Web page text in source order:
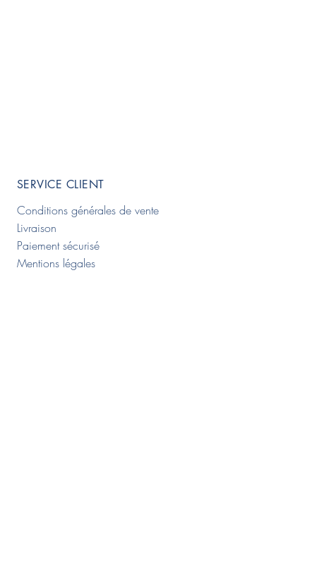
SERVICE CLIENT
Conditions générales de vente
Livraison
Paiement sécurisé
Mentions légales